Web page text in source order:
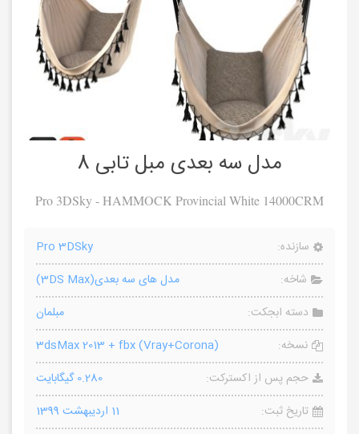
مدل سه بعدی مبل تابی 8
Pro 3DSky - HAMMOCK Provincial White 14000CRM
سازنده:
Pro 3DSky
شاخه:
مدل های سه بعدی(3DS Max)
دسته ابجکت:
مبلمان
نسخه:
3dsMax 2013 + fbx (Vray+Corona)
حجم پس از اکسترکت:
0.280 گیگابایت
تاریخ ثبت:
11 اردیبهشت 1399